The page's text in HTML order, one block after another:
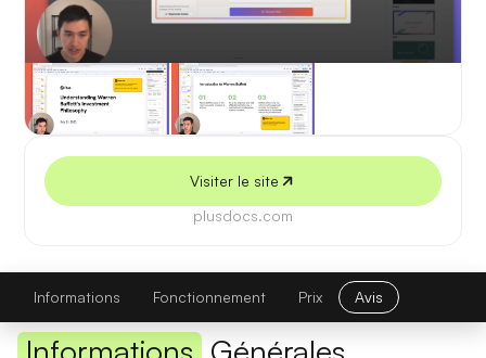
5 juillet 2026
Visiter le site
plusdocs.com
Plusdocs
Visiter le site
Informations
Fonctionnement Prix Avis